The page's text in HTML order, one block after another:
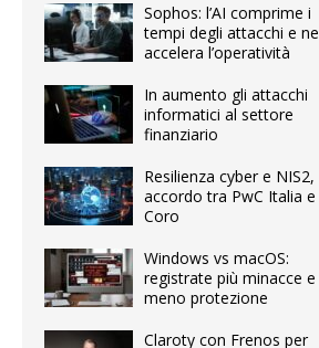
Sophos: l’AI comprime i
tempi degli attacchi e ne
accelera l’operatività
In aumento gli attacchi
informatici al settore
finanziario
Resilienza cyber e NIS2,
accordo tra PwC Italia e
Coro
Windows vs macOS:
registrate più minacce e
meno protezione
Claroty con Frenos per